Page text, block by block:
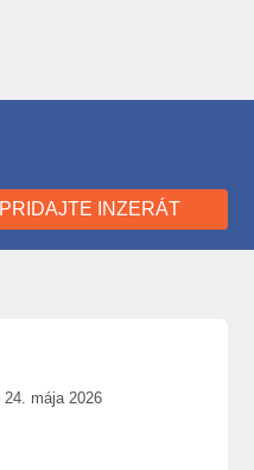
PRIDAJTE INZERÁT
24. mája 2026